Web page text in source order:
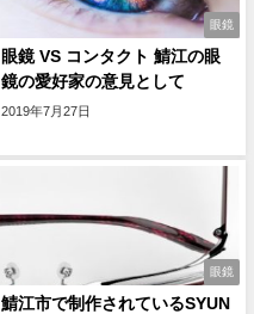
眼鏡
眼鏡 VS コンタクト 鯖江の眼
鏡の愛好家の意見として
2019年7月27日
眼鏡
鯖江市で制作されているSYUN